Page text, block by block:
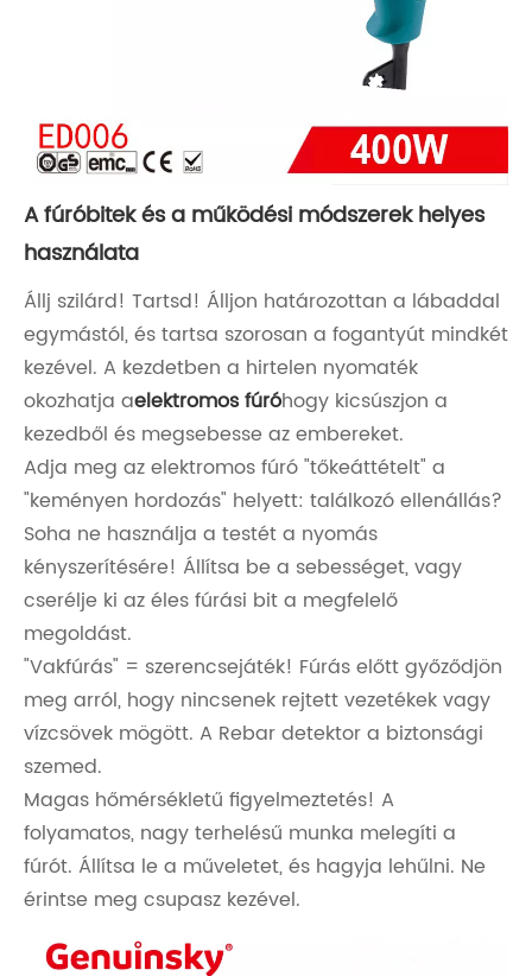
A fúróbitek és a működési módszerek helyes
használata
Állj szilárd! Tartsd! Álljon határozottan a lábaddal
egymástól, és tartsa szorosan a fogantyút mindkét
kezével. A kezdetben a hirtelen nyomaték
okozhatja aelektromos fúróhogy kicsúszjon a
kezedből és megsebesse az embereket.
Adja meg az elektromos fúró "tőkeáttételt" a
"keményen hordozás" helyett: találkozó ellenállás?
Soha ne használja a testét a nyomás
kényszerítésére! Állítsa be a sebességet, vagy
cserélje ki az éles fúrási bit a megfelelő
megoldást.
"Vakfúrás" = szerencsejáték! Fúrás előtt győződjön
meg arról, hogy nincsenek rejtett vezetékek vagy
vízcsövek mögött. A Rebar detektor a biztonsági
szemed.
Magas hőmérsékletű figyelmeztetés! A
folyamatos, nagy terhelésű munka melegíti a
fúrót. Állítsa le a műveletet, és hagyja lehűlni. Ne
érintse meg csupasz kezével.